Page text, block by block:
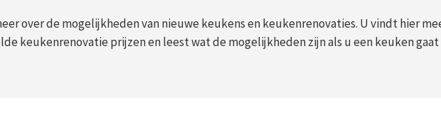
over de mogelijkheden van nieuwe keukens en keukenrenovaties. U vindt hier
keukenrenovatie prijzen en leest wat de mogelijkheden zijn als u een keuken gaat